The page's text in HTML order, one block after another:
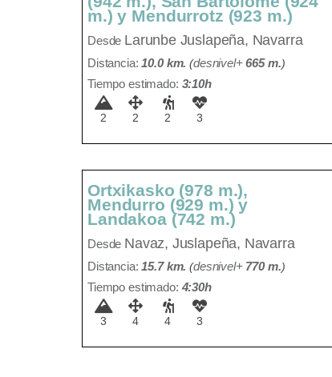
m.) y Mendurrotz (923 m.)
Desde Larunbe Juslapeña, Navarra
Distancia:10.0 km. (desnivel+665 m.)
Tiempo estimado: 3:10h
2 2 2 3
Ortxikasko (978 m.),
Mendurro (929 m.) y
Landakoa (742 m.)
Desde Navaz, Juslapeña, Navarra
Distancia:15.7 km. (desnivel+ 770 m.)
Tiempo estimado: 4:30h
3 4 4 3